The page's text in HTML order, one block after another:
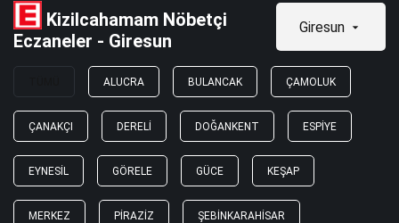
Kizilcahamam Nöbetçi
Eczaneler - Giresun
Giresun
ALUCRA BULANCAK ÇAMOLUK
ÇANAKÇI DERELI DOĞANKENT ESPIYE
EYNESIL GÖRELE GÜCE KEŞAP
MERKEZ PIRAZIZ ŞEBINKARAHISAR